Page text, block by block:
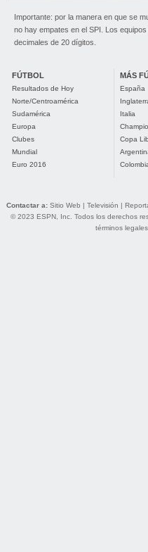
Importante: por la manera en que se
no hay empates en el SPI. Los
decimales de 20 dígitos.
FÚTBOL
Resultados de Hoy
Norte/Centroamérica
Sudamérica
Europa
Clubes
Mundial
Euro 2016
MÁS
España
Italia
Copa
Contactar a: Sitio Web | Televisión |
© 2023 ESPN, Inc. Todos los derechos
términos legales